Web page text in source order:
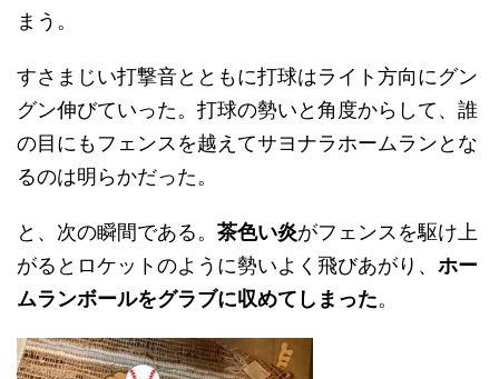
まう。
すさまじい打撃音とともに打球はライト方向にグン
グン伸びていった。打球の勢いと角度からして、誰
の目にもフェンスを越えてサヨナラホームランとな
るのは明らかだった。
と、次の瞬間である。 茶色い炎がフェンスを駆け上
がるとロケットのように勢いよく飛びあがり、 ホー
ムランボールをグラブに収めてしまった。